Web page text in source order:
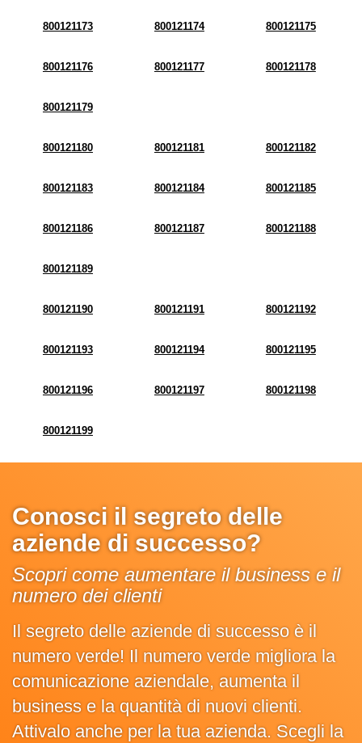
800121173 800121174 800121175
800121176 800121177 800121178
800121179
800121180 800121181 800121182
800121183 800121184 800121185
800121186 800121187 800121188
800121189
800121190 800121191 800121192
800121193 800121194 800121195
800121196 800121197 800121198
800121199
Conosci il segreto delle
aziende di successo?
Scopri come aumentare il business e il
numero dei clienti
Il segreto delle aziende di successo è il
numero verde! Il numero verde migliora la
comunicazione aziendale, aumenta il
business e la quantità di nuovi clienti.
Attivalo anche per la tua azienda. Scegli la